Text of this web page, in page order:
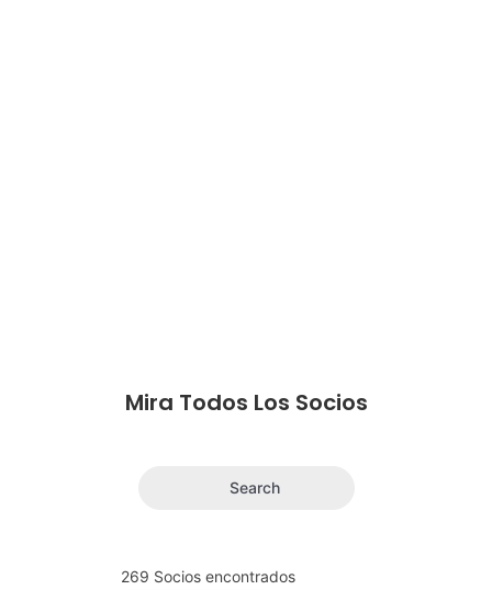
Mira Todos Los Socios
Search
269 Socios encontrados